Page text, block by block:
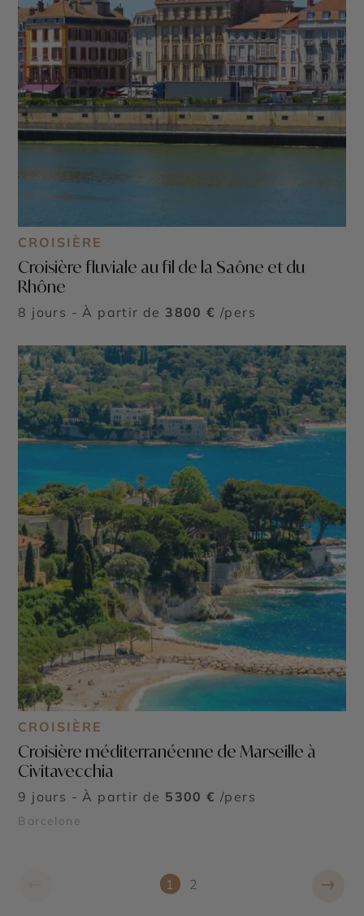
CROISIÈRE
Croisière fluviale au fil de la Saône et du
Rhône
8 jours - À partir de 3800 € /pers
CROISIÈRE
Croisière méditerranéenne de Marseille à
Civitavecchia
9 jours - À partir de 5300 € /pers
Barcelone
1 2 →